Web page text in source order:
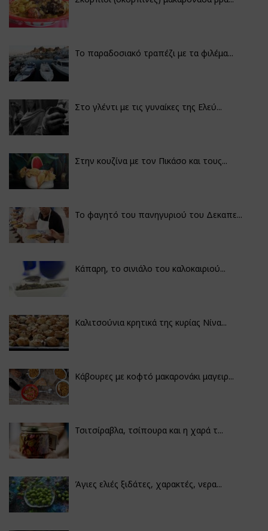
Το παραδοσιακό τραπέζι με τα φιλέμα...
Στο γλέντι με τις γυναίκες της Ελεύ...
Στην κουζίνα με τον Πικάσο και τους...
Το φαγητό του πανηγυριού του Δεκαπε...
Κάπαρη, το σινιάλο του καλοκαιριού...
Καλιτσούνια κρητικά της κυρίας Νίνα...
Κάβουρες με κοφτό μακαρονάκι μαγειρ...
Τσιτσίραβλα, τσίπουρα και η χαρά τ...
Άγιες ελιές ξιδάτες, χαρακτές, νερα...